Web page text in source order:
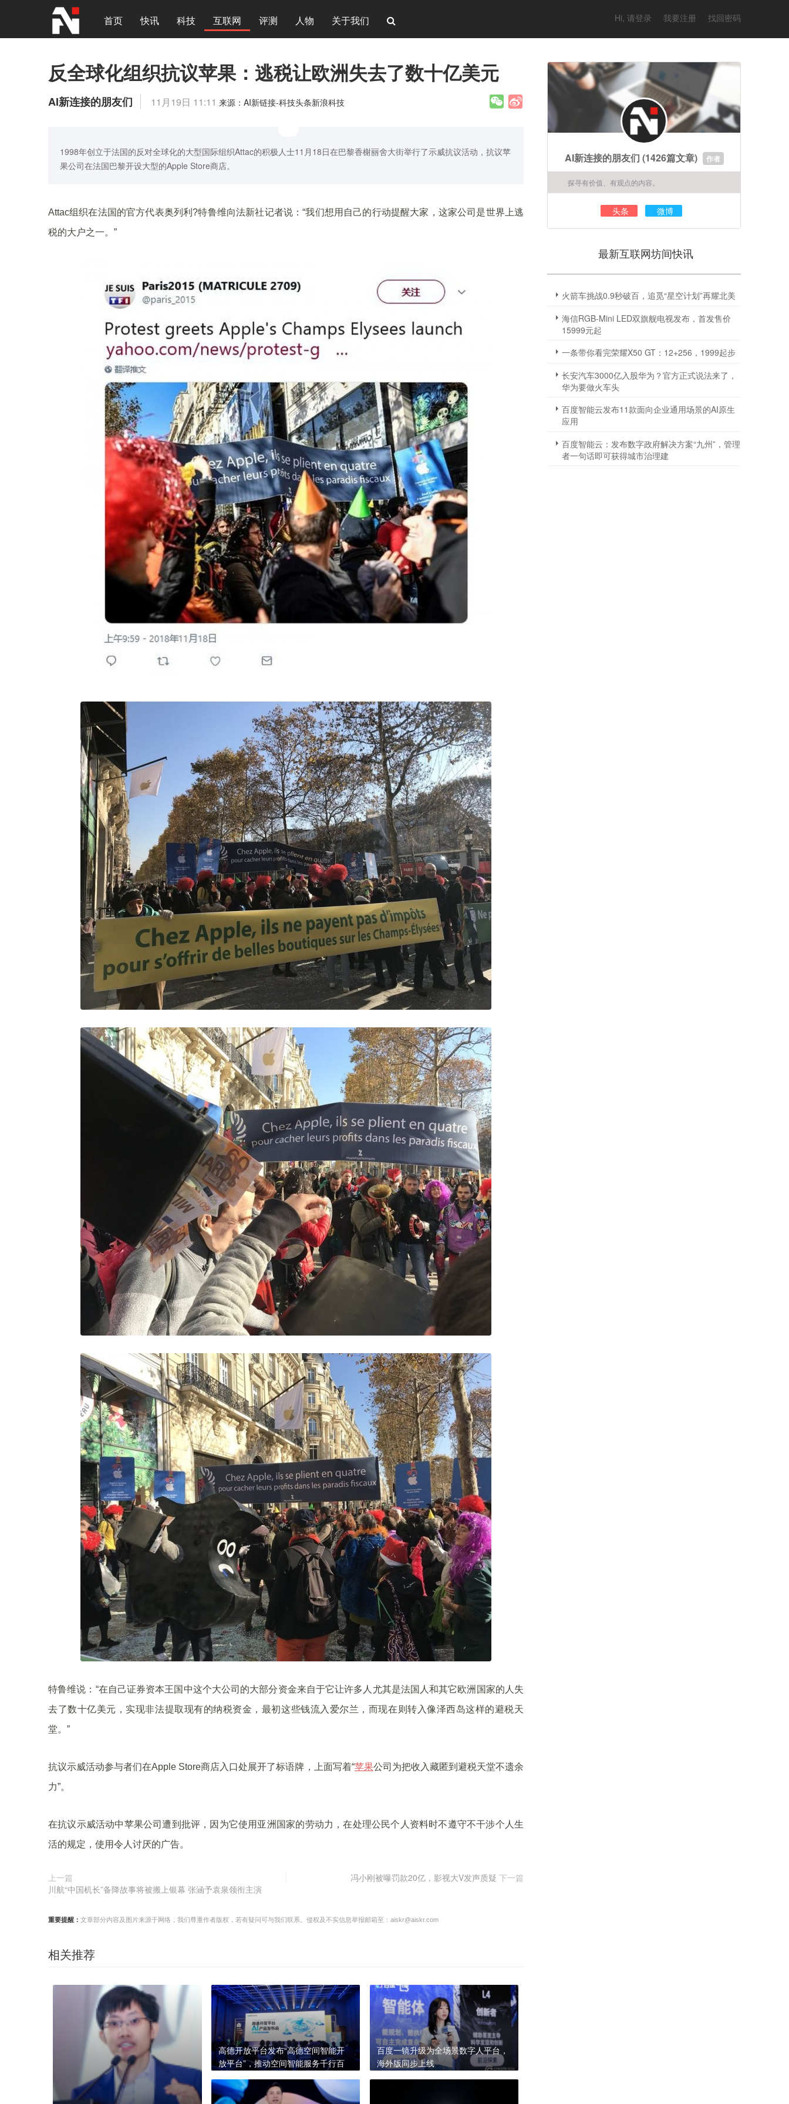
首页 快讯 科技 互联网 评测 人物 关于我们 Hi, 请登录 我要注册 找回密码
反全球化组织抗议苹果：逃税让欧洲失去了数十亿美元
AI新连接的朋友们 11月19日 11:11 来源：AI新链接-科技头条新浪科技
1998年创立于法国的反对全球化的大型国际组织Attac的积极人士11月18日在巴黎香榭丽舍大街举行了示威抗议活动，抗议苹
果公司在法国巴黎开设大型的Apple Store商店。
Attac组织在法国的官方代表奥列利?特鲁维向法新社记者说：“我们想用自己的行动提醒大家，这家公司是世界上逃
税的大户之一。”
特鲁维说：“在自己证券资本王国中这个大公司的大部分资金来自于它让许多人尤其是法国人和其它欧洲国家的人失
去了数十亿美元，实现非法提取现有的纳税资金，最初这些钱流入爱尔兰，而现在则转入像泽西岛这样的避税天
堂。”
抗议示威活动参与者们在Apple Store商店入口处展开了标语牌，上面写着“苹果公司为把收入藏匿到避税天堂不遗余
力”。
在抗议示威活动中苹果公司遭到批评，因为它使用亚洲国家的劳动力，在处理公民个人资料时不遵守不干涉个人生
活的规定，使用令人讨厌的广告。
上一篇
川航“中国机长”备降故事将被搬上银幕 张涵予袁泉领衔主演
冯小刚被曝罚款20亿，影视大V发声质疑 下一篇
重要提醒： 文章部分内容及图片来源于网络，我们尊重作者版权，若有疑问可与我们联系。侵权及不实信息举报邮箱至：aiskr@aiskr.com
相关推荐
高德开放平台发布“高德空间智能开
放平台”，推动空间智能服务千行百
百度一镜升级为全场景数字人平台，
海外版同步上线
AI新连接的朋友们 (1426篇文章) 作者
探寻有价值、有观点的内容。
头条 微博
最新互联网坊间快讯
火箭车挑战0.9秒破百，追觅“星空计划”再耀北美
海信RGB-Mini LED双旗舰电视发布，首发售价
15999元起
一条带你看完荣耀X50 GT：12+256，1999起步
长安汽车3000亿入股华为？官方正式说法来了，
华为要做火车头
百度智能云发布11款面向企业通用场景的AI原生
应用
百度智能云：发布数字政府解决方案“九州”，管理
者一句话即可获得城市治理建